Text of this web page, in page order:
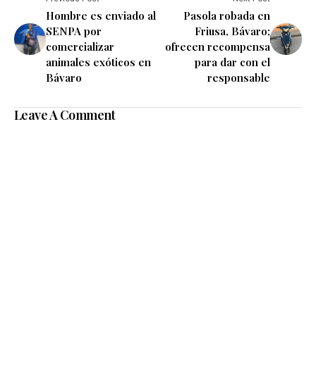
Hombre es enviado al
SENPA por
comercializar
animales exóticos en
Bávaro
Pasola robada en
Friusa, Bávaro;
ofrecen recompensa
para dar con el
responsable
Leave A Comment